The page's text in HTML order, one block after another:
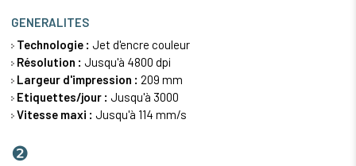
GENERALITES
Technologie : Jet d'encre couleur
Résolution : Jusqu'à 4800 dpi
Largeur d'impression : 209 mm
Etiquettes/jour : Jusqu'à 3000
Vitesse maxi : Jusqu'à 114 mm/s
❷